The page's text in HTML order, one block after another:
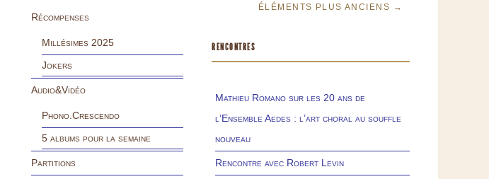
Récompenses
Millésimes 2025
Jokers
Audio&Vidéo
Phono.Crescendo
5 albums pour la semaine
Partitions
ÉLÉMENTS PLUS ANCIENS →
RENCONTRES
Mathieu Romano sur les 20 ans de
l’Ensemble Aedes : l’art choral au souffle
nouveau
Rencontre avec Robert Levin